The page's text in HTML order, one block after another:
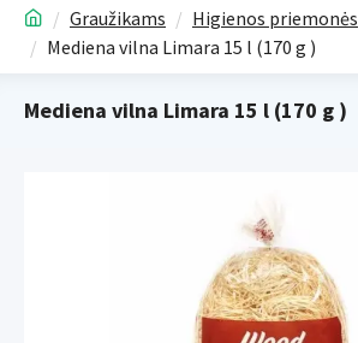
Graužikams
Higienos priemonės
Mediena vilna Limara 15 l (170 g )
Mediena vilna Limara 15 l (170 g )